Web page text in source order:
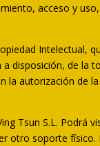
acceso y
Intelectual,
disposición, de la
la autorización de
Tsun S.L. Podrá
otro soporte físico.